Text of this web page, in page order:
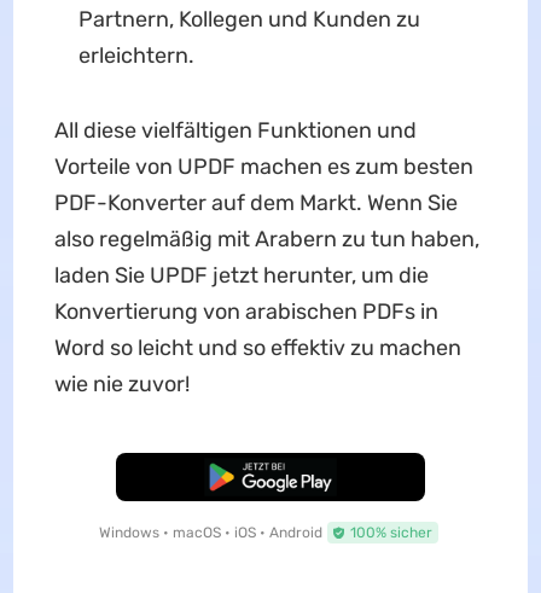
Partnern, Kollegen und Kunden zu
erleichtern.
All diese vielfältigen Funktionen und
Vorteile von UPDF machen es zum besten
PDF-Konverter auf dem Markt. Wenn Sie
also regelmäßig mit Arabern zu tun haben,
laden Sie UPDF jetzt herunter, um die
Konvertierung von arabischen PDFs in
Word so leicht und so effektiv zu machen
wie nie zuvor!
Kostenloser Download
Windows • macOS • iOS • Android 100% sicher